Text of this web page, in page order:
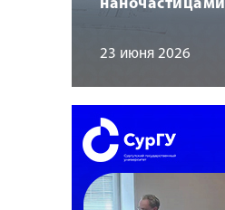
наночастицами
23 июня 2026